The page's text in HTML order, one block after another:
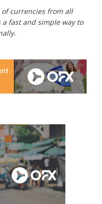
currencies from all
fast and simple way to